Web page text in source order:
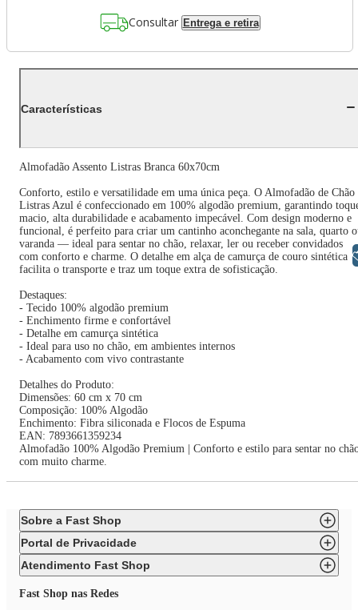
Consultar Entrega e retira
Características
Almofadão Assento Listras Branca 60x70cm
Conforto, estilo e versatilidade em uma única peça. O Almofadão de Chão
Listras Azul é confeccionado em 100% algodão premium, garantindo
macio, alta durabilidade e acabamento impecável. Com design moderno e
funcional, é perfeito para criar um cantinho aconchegante na sala, quarto
varanda — ideal para sentar no chão, relaxar, ler ou receber convidados
com conforto e charme. O detalhe em alça de camurça de couro sintética
facilita o transporte e traz um toque extra de sofisticação.
Destaques:
- Tecido 100% algodão premium
- Enchimento firme e confortável
- Detalhe em camurça sintética
- Ideal para uso no chão, em ambientes internos
- Acabamento com vivo contrastante
Detalhes do Produto:
Dimensões: 60 cm x 70 cm
Composição: 100% Algodão
Enchimento: Fibra siliconada e Flocos de Espuma
EAN: 7893661359234
Almofadão 100% Algodão Premium | Conforto e estilo para sentar no
com muito charme.
Sobre a Fast Shop
Portal de Privacidade
Atendimento Fast Shop
Fast Shop nas Redes
Libras